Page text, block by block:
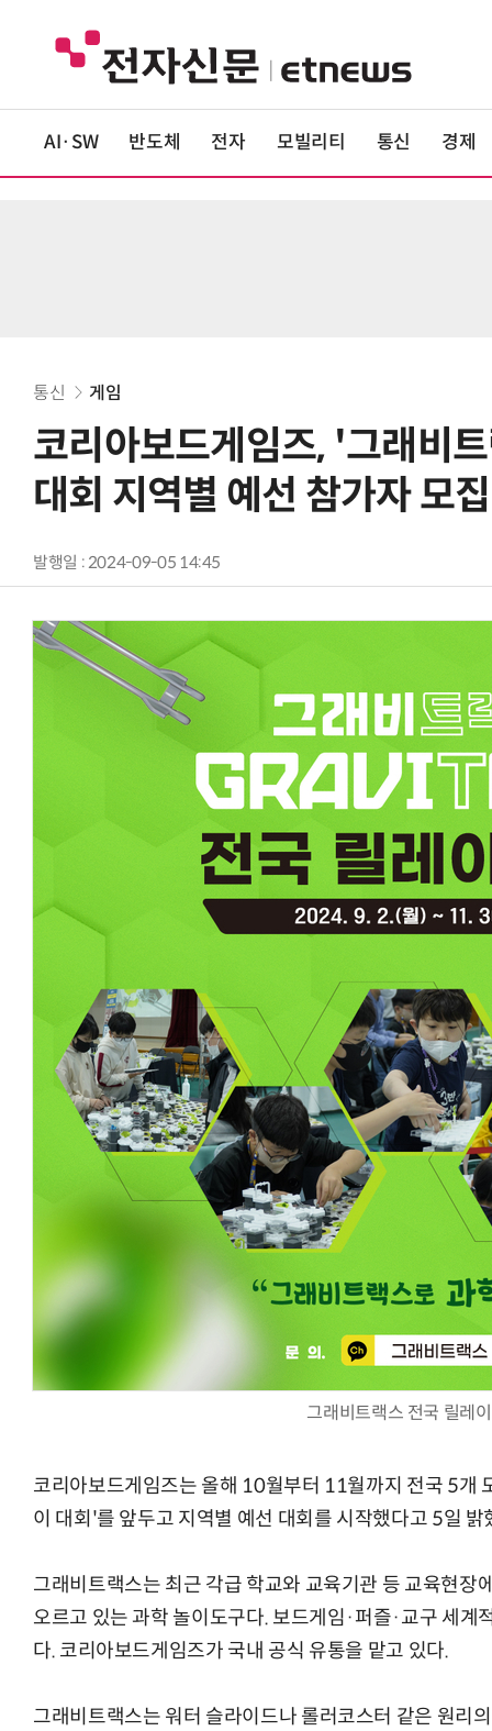
AI·SW 반도체 전자 모빌리티 통신 경제
통신 게임
코리아보드게임즈, '그래비
대회 지역별 예선 참가자 모집
발행일 : 2024-09-05 14:45
그래비트랙스 전국 릴레
코리아보드게임즈는 올해 10월부터 11월까지 전국 5개
이 대회'를 앞두고 지역별 예선 대회를 시작했다고 5일 밝
그래비트랙스는 최근 각급 학교와 교육기관 등 교육현장
오르고 있는 과학 놀이도구다. 보드게임·퍼즐·교구 세계
다. 코리아보드게임즈가 국내 공식 유통을 맡고 있다.
그래비트랙스는 워터 슬라이드나 롤러코스터 같은 원리
AI Native Enterprise를 지원하는 AI Ready Data